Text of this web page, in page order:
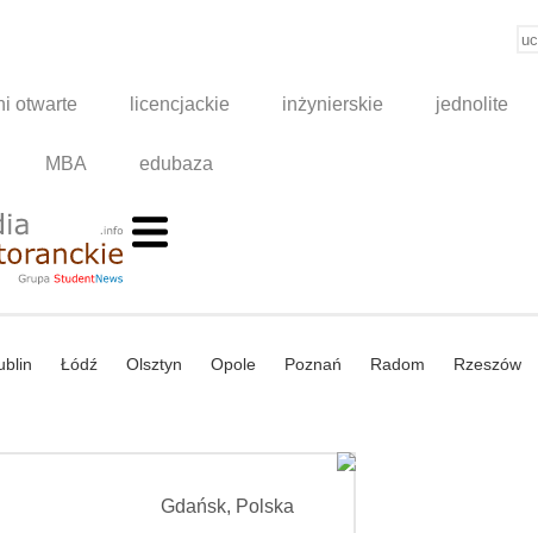
otwarte licencjackie inżynierskie jednolite
MBA edubaza
Łódź Olsztyn Opole Poznań Radom Rzeszów
Gdańsk, Polska